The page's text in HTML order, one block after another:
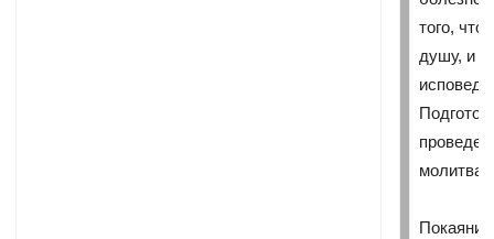
того, что
душу, и
молитва